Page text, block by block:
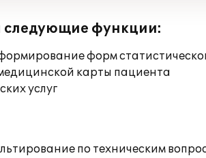
функции:
форм
карты пациента
услуг
по техническим